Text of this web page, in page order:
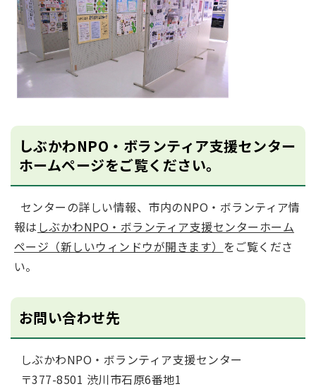
しぶかわNPO・ボランティア支援センター
ホームページをご覧ください。
センターの詳しい情報、市内のNPO・ボランティア情
報は しぶかわNPO・ボランティア支援センターホーム
ページ（新しいウィンドウが開きます） をご覧くださ
い。
お問い合わせ先
しぶかわNPO・ボランティア支援センター
〒377-8501 渋川市石原6番地1